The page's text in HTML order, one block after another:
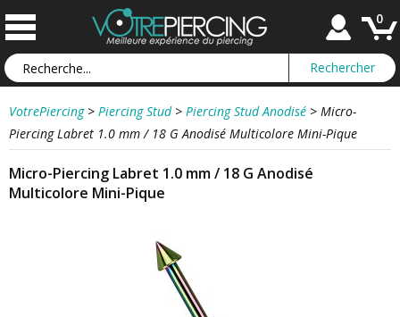
0
VotrePiercing > Piercing Stud > Piercing Stud Anodisé > Micro-
Piercing Labret 1.0 mm / 18 G Anodisé Multicolore Mini-Pique
Micro-Piercing Labret 1.0 mm / 18 G Anodisé
Multicolore Mini-Pique